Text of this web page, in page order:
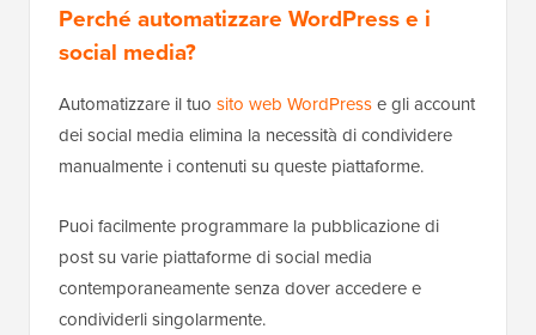
Perché automatizzare WordPress e i
social media?
Automatizzare il tuo sito web WordPresse gli account
dei social media elimina la necessità di condividere
manualmente i contenuti su queste piattaforme.
Puoi facilmente programmare la pubblicazione di
post su varie piattaforme di social media
contemporaneamente senza dover accedere e
condividerli singolarmente.